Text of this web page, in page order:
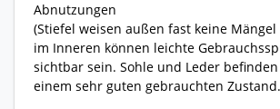
Abnutzungen
(Stiefel weisen außen fast keine
im Inneren können leichte
sichtbar sein. Sohle und Leder
einem sehr guten gebrauchten